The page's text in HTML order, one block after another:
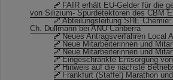
FAIR erhält EU-Gelder für die
von Silizium- Spurdetektoren des CBM
Abteilungsleitung SHE
Ch. Düllmann bei ANU Canberra
Neues Antragsverfahren Local
Neue Mitarbeiterinnen und
Neue Mitarbeiterinnen und
Eingeschränkte Entsorgung
Hinweis auf die nächste
Frankfurt (Staffel) Marathon